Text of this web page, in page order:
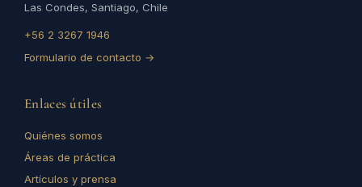
Las Condes, Santiago, Chile
+56 2 3267 1946
Formulario de contacto →
Enlaces útiles
Quiénes somos
Áreas de práctica
Artículos y prensa